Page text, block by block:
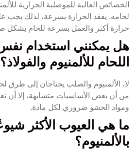
الخصائص العالية للموصلية الحرارية
لحامه. يفقد الحرارة بسرعة، لذلك يجب
حرارة أكثر والعمل بسرعة للحام بشكل
هل يمكنني استخدام نفس
اللحام للألمنيوم والفولاذ؟
لا، الألمنيوم والصلب يحتاجان إلى طرق
من أن بعض الأساسيات متشابهة، إلا أن
ومواد الحشو ضروري لكل مادة.
ما هي العيوب الأكثر
بالألمنيوم؟